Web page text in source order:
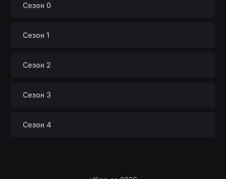
Сезон 0
Сезон 1
Сезон 2
Сезон 3
Сезон 4